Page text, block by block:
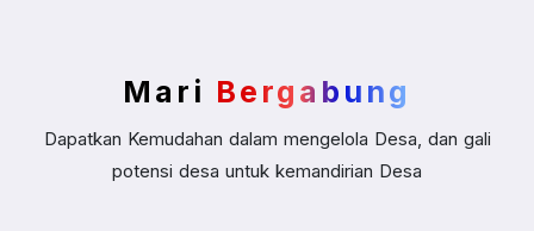
Mari Bergabung
Dapatkan Kemudahan dalam mengelola Desa, dan gali
potensi desa untuk kemandirian Desa